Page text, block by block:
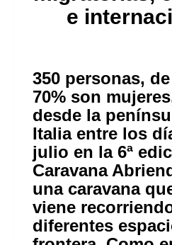
e
350 personas,
70% son
desde la
Italia entre los
julio en la 6ª
Caravana
una caravana
viene
diferentes